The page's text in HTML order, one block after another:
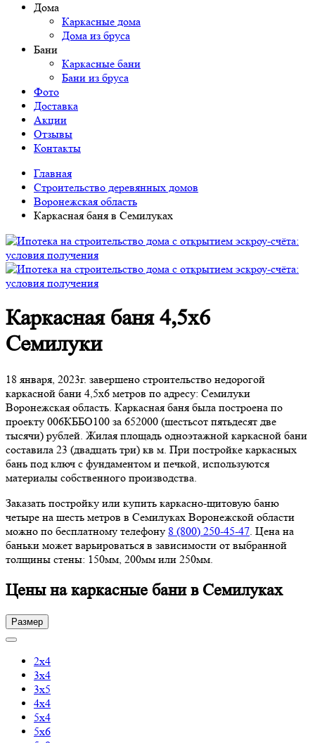
Дома
Каркасные дома
Дома из бруса
Бани
Каркасные бани
Бани из бруса
Фото
Доставка
Акции
Отзывы
Контакты
Главная
Строительство деревянных домов
Воронежская область
Каркасная баня в Семилуках
Каркасная баня 4,5х6
Семилуки
18 января, 2023г. завершено строительство недорогой
каркасной бани 4,5х6 метров по адресу: Семилуки
Воронежская область. Каркасная баня была построена по
проекту 006КББО100 за 652000 (шестьсот пятьдесят две
тысячи) рублей. Жилая площадь одноэтажной каркасной бани
составила 23 (двадцать три) кв м. При постройке каркасных
бань под ключ с фундаментом и печкой, используются
материалы собственного производства.
Заказать постройку или купить каркасно-щитовую баню
четыре на шесть метров в Семилуках Воронежской области
можно по бесплатному телефону 8 (800) 250-45-47. Цена на
баньки может варьироваться в зависимости от выбранной
толщины стены: 150мм, 200мм или 250мм.
Цены на каркасные бани в Семилуках
Размер
2х4
3х4
3х5
4х4
5х4
5х6